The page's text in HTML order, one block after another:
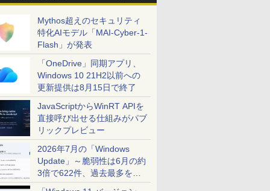
Mythos超えのセキュリティ
特化AIモデル「MAI-Cyber-1-
Flash」が発表
「OneDrive」同期アプリ、
Windows 10 21H2以前への
更新提供は8月15日で終了
JavaScriptからWinRT APIを
直接呼び出せる仕組みがパブ
リックプレビュー
2026年7月の「Windows
Update」～脆弱性は6月の約
3倍で622件、過去最多を大
幅に更新